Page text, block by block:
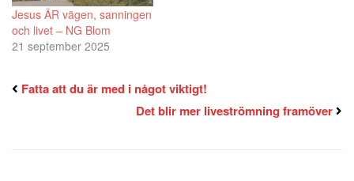
Jesus ÄR vägen, sanningen
och livet – NG Blom
21 september 2025
Fatta att du är med i något viktigt!
Det blir mer liveströmning framöver